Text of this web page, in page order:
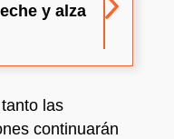
y alza
las
continuarán